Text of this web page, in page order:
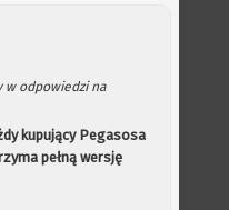
w odpowiedzi na
kupujący Pegasosa
pełną wersję